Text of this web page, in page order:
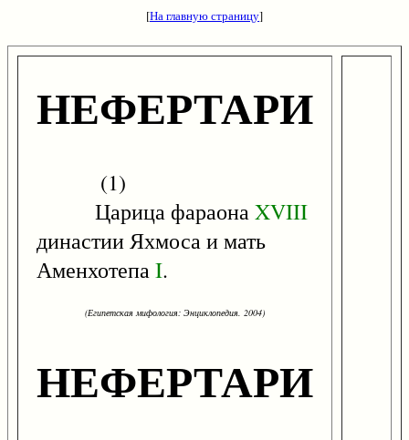
[На главную страницу]
НЕФЕРТАРИ
(1)
Царица фараонаXVIII
династии Яхмоса и мать
АменхотепаI.
(Египетская мифология: Энциклопедия. 2004)
НЕФЕРТАРИ